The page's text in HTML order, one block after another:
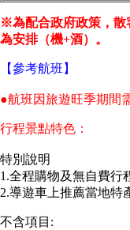
※為配合政府政策，散
為安排（機+酒）。
【參考航班】
●航班因旅遊旺季期間
行程景點特色：
特別說明
1.全程購物及無自費行
2.導遊車上推薦當地特
不含項目: